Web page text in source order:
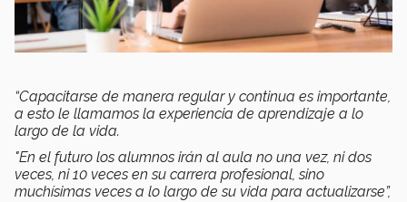
“Capacitarse de manera regular y continua es importante,
a esto le llamamos la experiencia de aprendizaje a lo
largo de la vida.
"En el futuro los alumnos irán al aula no una vez, ni dos
veces, ni 10 veces en su carrera profesional, sino
muchísimas veces a lo largo de su vida para actualizarse”,